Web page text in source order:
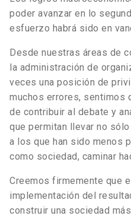
poder avanzar en lo
esfuerzo habrá sido en
Desde nuestras áreas de
la administración de
veces una posición de
muchos errores, sentimos
de contribuir al debate y
que permitan llevar no
a los que han sido menos
como sociedad, caminar
Creemos firmemente que
implementación del
construir una sociedad